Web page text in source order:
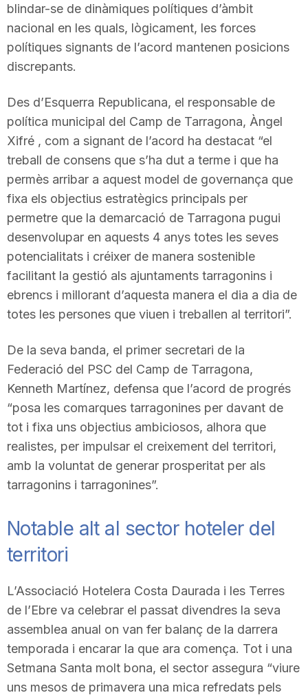
n
a
blindar-se de dinàmiques polítiques d’àmbit
nacional en les quals, lògicament, les forces
polítiques signants de l’acord mantenen posicions
discrepants.
Des d’Esquerra Republicana, el responsable de
política municipal del Camp de Tarragona, Àngel
Xifré , com a signant de l’acord ha destacat “el
treball de consens que s’ha dut a terme i que ha
permès arribar a aquest model de governança que
fixa els objectius estratègics principals per
permetre que la demarcació de Tarragona pugui
desenvolupar en aquests 4 anys totes les seves
potencialitats i créixer de manera sostenible
facilitant la gestió als ajuntaments tarragonins i
ebrencs i millorant d’aquesta manera el dia a dia de
totes les persones que viuen i treballen al territori”.
De la seva banda, el primer secretari de la
Federació del PSC del Camp de Tarragona,
Kenneth Martínez, defensa que l’acord de progrés
“posa les comarques tarragonines per davant de
tot i fixa uns objectius ambiciosos, alhora que
realistes, per impulsar el creixement del territori,
amb la voluntat de generar prosperitat per als
tarragonins i tarragonines”.
Notable alt al sector hoteler del
territori
L’Associació Hotelera Costa Daurada i les Terres
de l’Ebre va celebrar el passat divendres la seva
assemblea anual on van fer balanç de la darrera
temporada i encarar la que ara comença. Tot i una
Setmana Santa molt bona, el sector assegura “viure
uns mesos de primavera una mica refredats pels